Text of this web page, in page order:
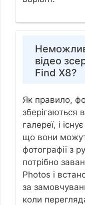
відео
Find X8?
Як правило,
зберігаються
галереї, і
що вони
фотографії з
потрібно
Photos і
за
коли